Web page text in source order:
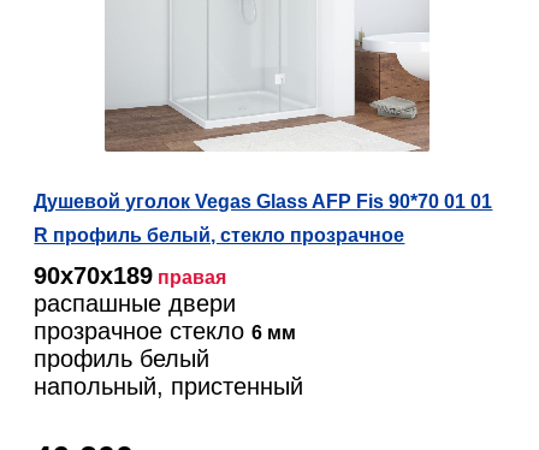
Душевой уголок Vegas Glass AFP Fis 90*70 01 01
R профиль белый, стекло прозрачное
90х70х189 правая
распашные двери
прозрачное стекло6 мм
профиль белый
напольный, пристенный